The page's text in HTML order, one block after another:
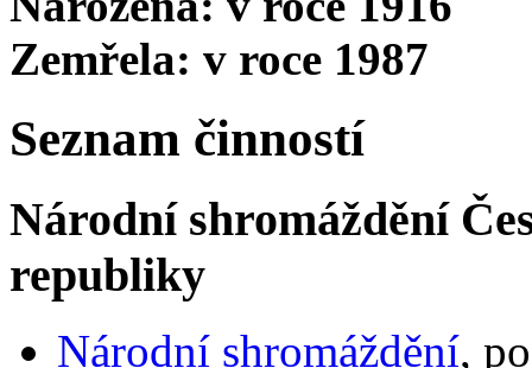
Zemřela: v roce 1987
Seznam činností
Národní shromáždění
republiky
Národní shromáždění,